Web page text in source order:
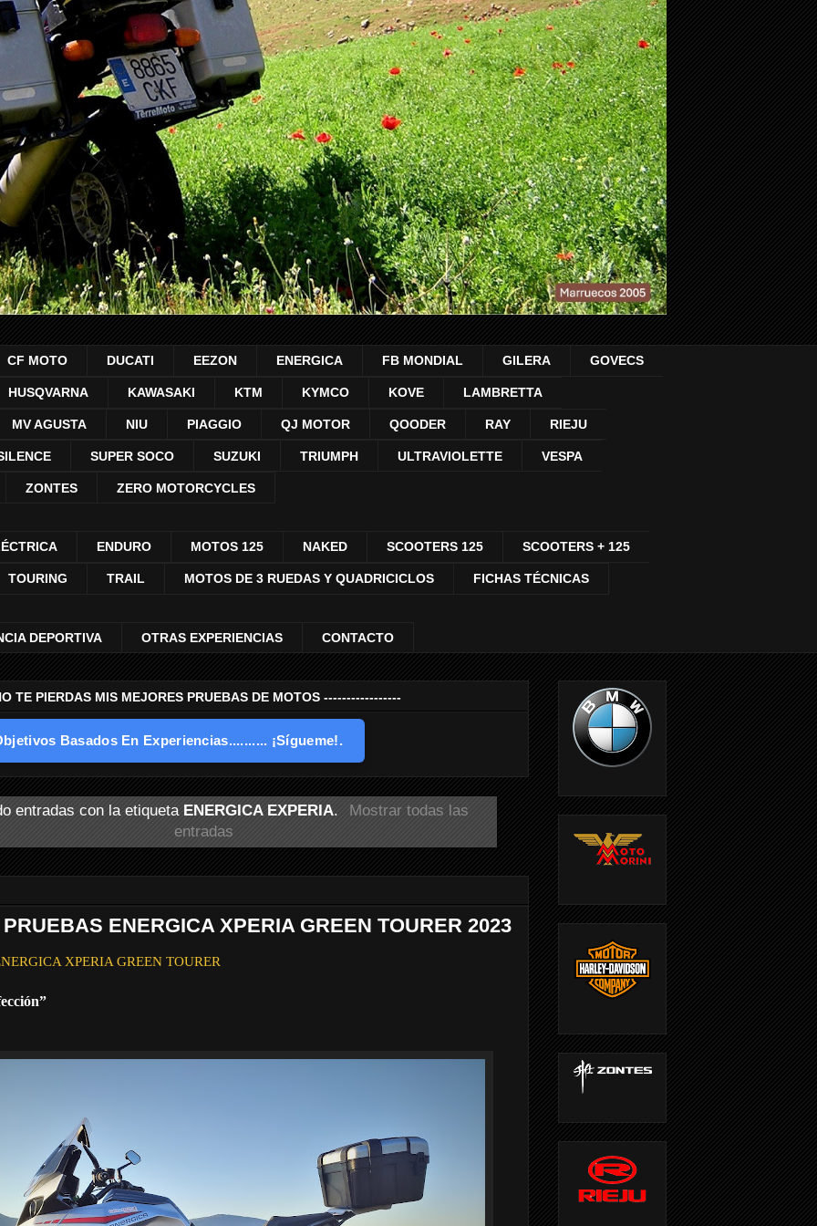
CF MOTO DUCATI EEZON ENERGICA FB MONDIAL GILERA GOVECS
HUSQVARNA KAWASAKI KTM KYMCO KOVE LAMBRETTA
MV AGUSTA NIU PIAGGIO QJ MOTOR QOODER RAY RIEJU
SUPER SOCO SUZUKI TRIUMPH ULTRAVIOLETTE VESPA
ZONTES ZERO MOTORCYCLES
ENDURO MOTOS 125 NAKED SCOOTERS 125 SCOOTERS + 125
TOURING TRAIL MOTOS DE 3 RUEDAS Y QUADRICICLOS FICHAS TÉCNICAS
DEPORTIVA OTRAS EXPERIENCIAS CONTACTO
TE PIERDAS MIS MEJORES PRUEBAS DE MOTOS -----------------
Basados En Experiencias.......... ¡Sígueme!.
entradas con la etiqueta ENERGICA EXPERIA.
Mostrar todas las
entradas
ENERGICA XPERIA GREEN TOURER 2023
XPERIA GREEN TOURER